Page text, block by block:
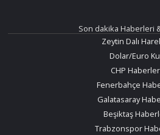
Son dakika Haberleri
Zeytin Dalı
Dolar/Euro
CHP
Fenerbahçe
Galatasaray
Beşiktaş
Trabzonspor